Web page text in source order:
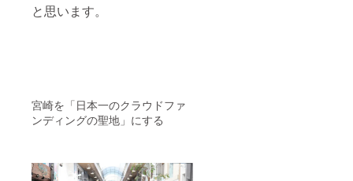
と思います。
宮崎を「日本一のクラウドファ
ンディングの聖地」にする